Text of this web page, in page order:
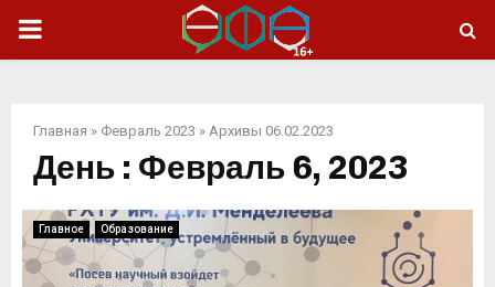
ОСНОВНОЕ
Главная » Февраль 2023 » Архивы 06.02.2023
День : Февраль 6, 2023
Главное Образование